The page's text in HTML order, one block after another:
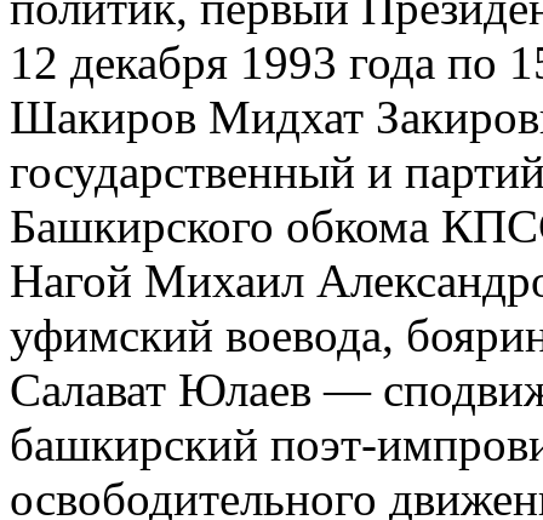
12 декабря 1993 года по
Шакиров Мидхат
государственный и
Башкирского обкома
Нагой Михаил
уфимский воевода,
Салават Юлаев —
башкирский поэт-
освободительного